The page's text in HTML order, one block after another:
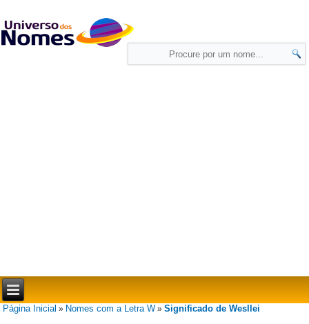
Página Inicial » Nomes com a Letra W »Significado de Wesllei